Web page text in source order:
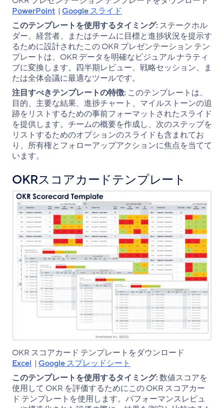
PowerPoint | Google スライド
このテンプレートを使用するタイミング: ステークホル
ダー、経営者、またはチームに目標と進捗状況を提示す
るために設計されたこの OKR プレゼンテーション テン
プレートは、OKR データを明確なビジュアル ナラティ
ブに変換します。四半期レビュー、戦略セッション、ま
たは全体会議に最適なツールです。
注目すべきテンプレートの特徴: このテンプレートは、
目的、主要な結果、進捗チャート、マイルストーンの追
跡をリストするための事前フォーマットされたスライド
を提供します。チームの概要を作成し、次のステップを
リストするためのオプションのスライドも含まれてお
り、所有権とフォローアップアクションに焦点を当てて
います。
OKRスコアカードテンプレート
OKR スコアカード テンプレートをダウンロード
Excel | Google スプレッドシート
このテンプレートを使用するタイミング:数値スコアを
使用して OKR を評価するためにこの OKR スコアカー
ド テンプレートを使用します。パフォーマンスレビュ